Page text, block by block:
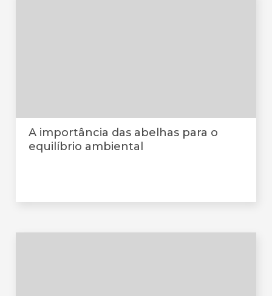
A importância das abelhas para o
equilíbrio ambiental